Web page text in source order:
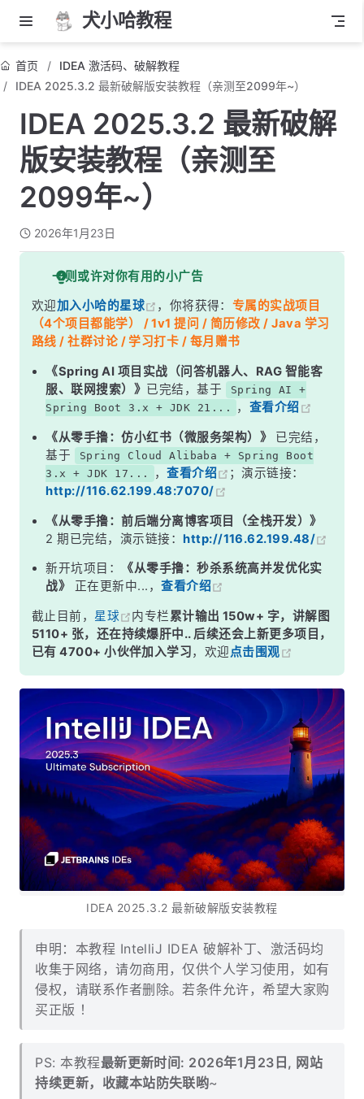
犬小哈教程
首页
IDEA 激活码、破解教程
IDEA 2025.3.2 最新破解版安装教程（亲测至2099年~）
IDEA 2025.3.2 最新破解
版安装教程（亲测至
2099年~）
2026年1月23日
一则或许对你有用的小广告
欢迎加入小哈的星球 ，你将获得： 专属的实战项目
（4个项目都能学） / 1v1 提问 / 简历修改 / Java 学习
路线 / 社群讨论 / 学习打卡 / 每月赠书
《Spring AI 项目实战（问答机器人、RAG 智能客
服、联网搜索）》 已完结，基于
Spring AI +
Spring Boot 3.x + JDK 21...
， 查看介绍
《从零手撸：仿小红书（微服务架构）》
已完结，
基于
Spring Cloud Alibaba + Spring Boot
3.x + JDK 17...
，查看介绍
；演示链接：
http://116.62.199.48:7070/
《从零手撸：前后端分离博客项目（全栈开发）》
2 期已完结，演示链接：http://116.62.199.48/
新开坑项目：
《从零手撸：秒杀系统高并发优化实
战》
正在更新中...，查看介绍
截止目前， 星球 内专栏累计输出 150w+ 字，讲解图
5110+ 张，还在持续爆肝中.. 后续还会上新更多项目，
已有 4700+ 小伙伴加入学习，欢迎点击围观
IDEA 2025.3.2 最新破解版安装教程
申明：本教程 IntelliJ IDEA 破解补丁、激活码均
收集于网络，请勿商用，仅供个人学习使用，如有
侵权，请联系作者删除。若条件允许，希望大家购
买正版 ！
PS: 本教程最新更新时间: 2026年1月23日, 网站
持续更新，收藏本站防失联哟~